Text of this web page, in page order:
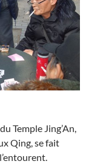
Temple Jing’An,
Qing, se fait